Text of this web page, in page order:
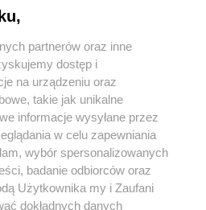
Instagram Youtube
partnerów oraz inne
dostęp i
na urządzeniu oraz
takie jak unikalne
informacje wysyłane przez
w celu zapewniania
wybór spersonalizowanych
badanie odbiorców oraz
Użytkownika my i Zaufani
dokładnych danych